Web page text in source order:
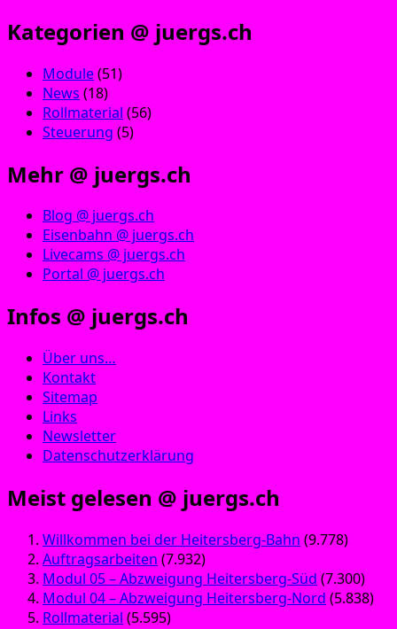
Kategorien @ juergs.ch
Module(51)
News (18)
Rollmaterial (56)
Steuerung (5)
Mehr @ juergs.ch
Blog @ juergs.ch
Eisenbahn @ juergs.ch
Livecams @ juergs.ch
Portal @ juergs.ch
Infos @ juergs.ch
Über uns…
Kontakt
Sitemap
Links
Newsletter
Datenschutzerklärung
Meist gelesen @ juergs.ch
Willkommen bei der Heitersberg-Bahn (9.778)
Auftragsarbeiten (7.932)
Modul 05 – Abzweigung Heitersberg-Süd (7.300)
Modul 04 – Abzweigung Heitersberg-Nord (5.838)
Rollmaterial (5.595)